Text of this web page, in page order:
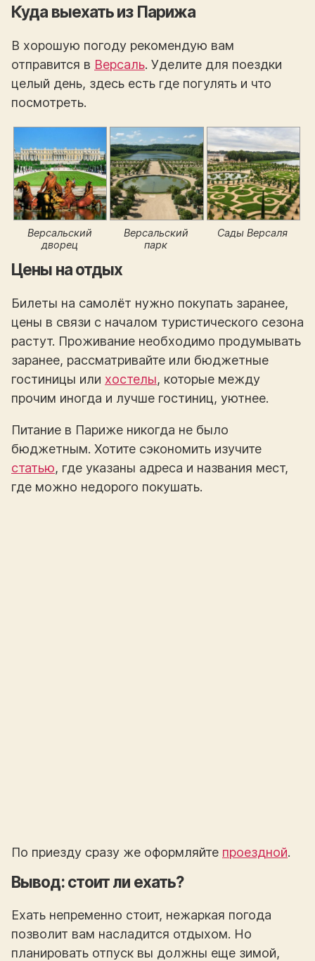
Куда выехать из Парижа
В хорошую погоду рекомендую вам
отправится в Версаль. Уделите для поездки
целый день, здесь есть где погулять и что
посмотреть.
Версальский
дворец
Версальский
парк
Сады Версаля
Цены на отдых
Билеты на самолёт нужно покупать заранее,
цены в связи с началом туристического сезона
растут. Проживание необходимо продумывать
заранее, рассматривайте или бюджетные
гостиницы или хостелы, которые между
прочим иногда и лучше гостиниц, уютнее.
Питание в Париже никогда не было
бюджетным. Хотите сэкономить изучите
статью, где указаны адреса и названия мест,
где можно недорого покушать.
По приезду сразу же оформляйте проездной.
Вывод: стоит ли ехать?
Ехать непременно стоит, нежаркая погода
позволит вам насладится отдыхом. Но
планировать отпуск вы должны еще зимой,